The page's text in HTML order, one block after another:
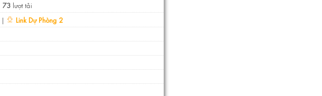
73 lượt tải
|
Link Dự Phòng 2